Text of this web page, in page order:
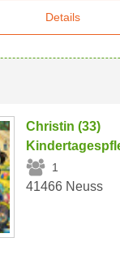
Details
Christin (33)
1
41466 Neuss